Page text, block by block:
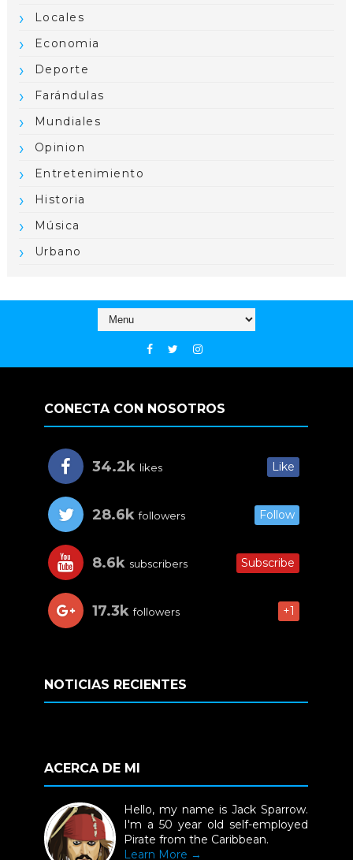
Locales
Economia
Deporte
Farándulas
Mundiales
Opinion
Entretenimiento
Historia
Música
Urbano
CONECTA CON NOSOTROS
34.2k likes Like
28.6k followers Follow
8.6k subscribers Subscribe
17.3k followers +1
NOTICIAS RECIENTES
ACERCA DE MI
Hello, my name is Jack Sparrow.
I'm a 50 year old self-employed
Pirate from the Caribbean.
Learn More →